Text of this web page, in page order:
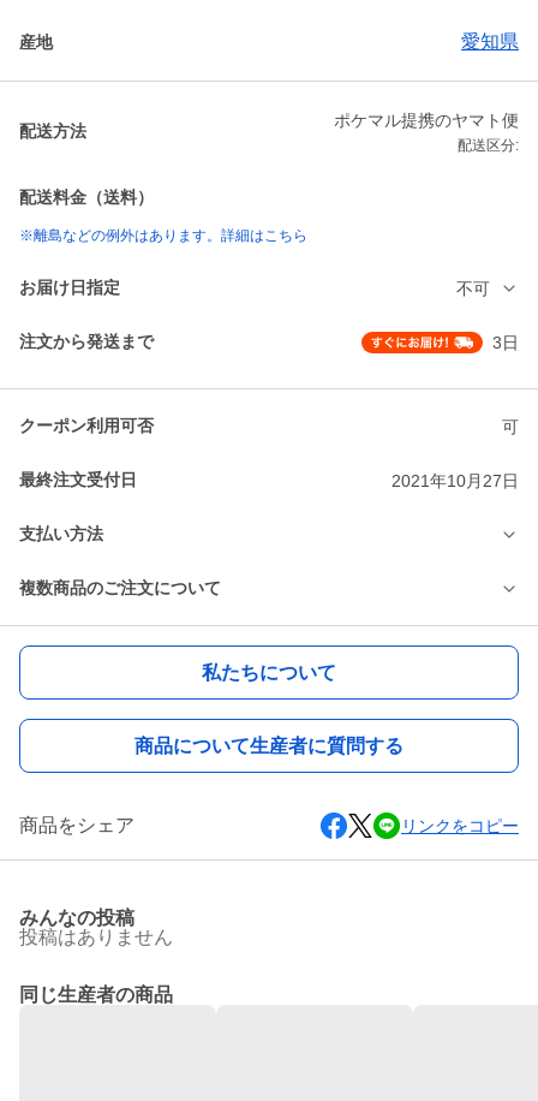
産地 愛知県
配送方法
ポケマル提携のヤマト便
配送区分:
配送料金（送料）
※離島などの例外はあります。詳細はこちら
お届け日指定 不可
注文から発送まで 3日
クーポン利用可否 可
最終注文受付日 2021年10月27日
支払い方法
複数商品のご注文について
私たちについて
商品について生産者に質問する
商品をシェア リンクをコピー
みんなの投稿
投稿はありません
同じ生産者の商品